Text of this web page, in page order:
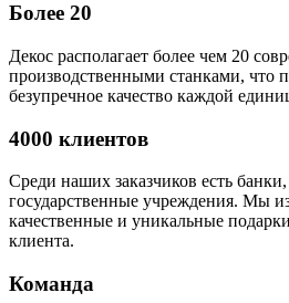
Более 20
Декос располагает более чем 20
производственными станками, что
безупречное качество каждой
4000 клиентов
Среди наших заказчиков есть
государственные учреждения. Мы
качественные и уникальные
клиента.
Команда